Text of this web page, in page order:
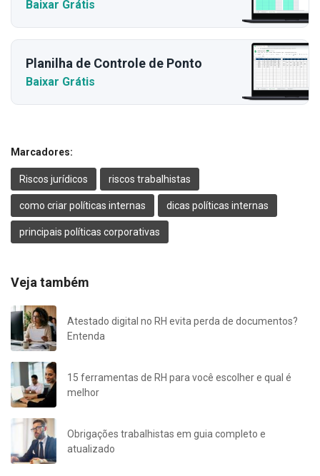
Baixar Grátis
Planilha de Controle de Ponto
Baixar Grátis
Marcadores:
Riscos jurídicos riscos trabalhistas
como criar políticas internas dicas políticas internas
principais políticas corporativas
Veja também
Atestado digital no RH evita perda de documentos?
Entenda
15 ferramentas de RH para você escolher e qual é
melhor
Obrigações trabalhistas em guia completo e
atualizado